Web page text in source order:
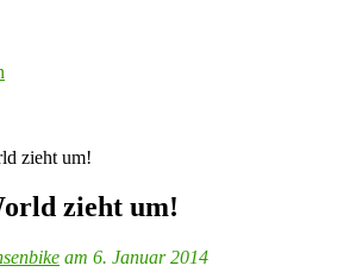
zieht um!
zieht um!
am 6. Januar 2014